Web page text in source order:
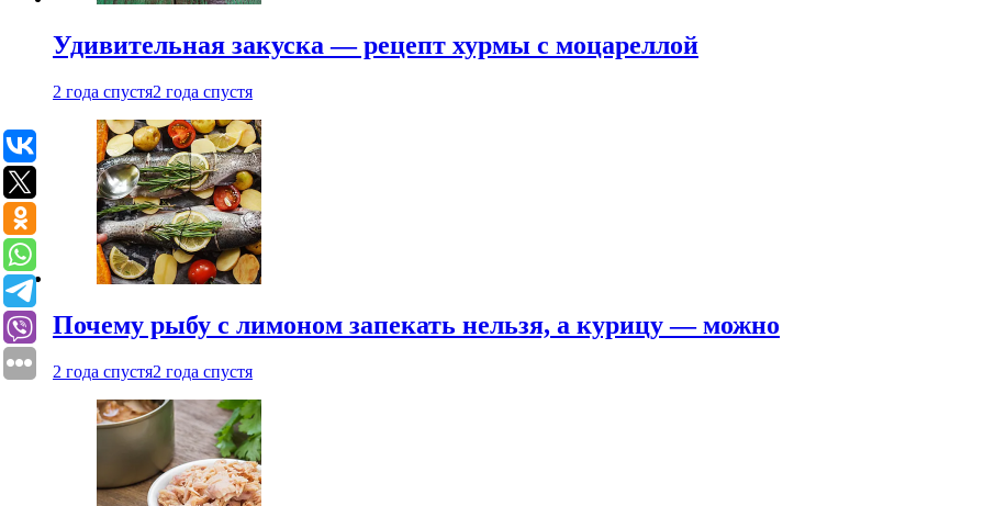
Удивительная закуска — рецепт хурмы с моцареллой
2 года спустя2 года спустя
Почему рыбу с лимоном запекать нельзя, а курицу — можно
2 года спустя2 года спустя